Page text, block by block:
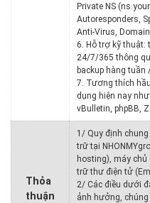
Private NS
Autoresponders,
Anti-Virus,
6. Hỗ trợ kỹ thuật:
24/7/365 thông
backup hàng tuần
7. Tương thích
dụng hiện nay
vBulletin, phpBB,
Thỏa
thuận
1/ Quy định
trữ tại
hosting), máy chủ
trữ thư điện tử
2/ Các điều dưới
ảnh hưởng,